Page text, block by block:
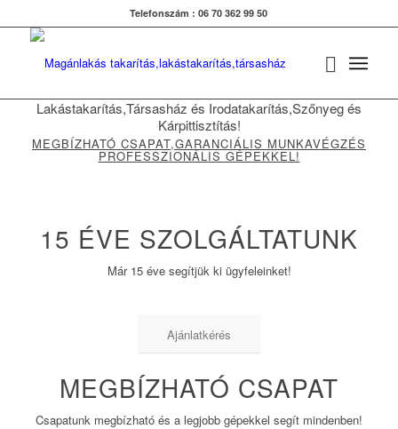
Telefonszám : 06 70 362 99 50
Lakástakarítás,Társasház és Irodatakarítás,Szőnyeg és
Kárpittisztítás!
MEGBÍZHATÓ CSAPAT,GARANCIÁLIS MUNKAVÉGZÉS
PROFESSZIONÁLIS GÉPEKKEL!
15 ÉVE SZOLGÁLTATUNK
Már 15 éve segítjük ki ügyfeleinket!
Ajánlatkérés
MEGBÍZHATÓ CSAPAT
Csapatunk megbízható és a legjobb gépekkel segít mindenben!